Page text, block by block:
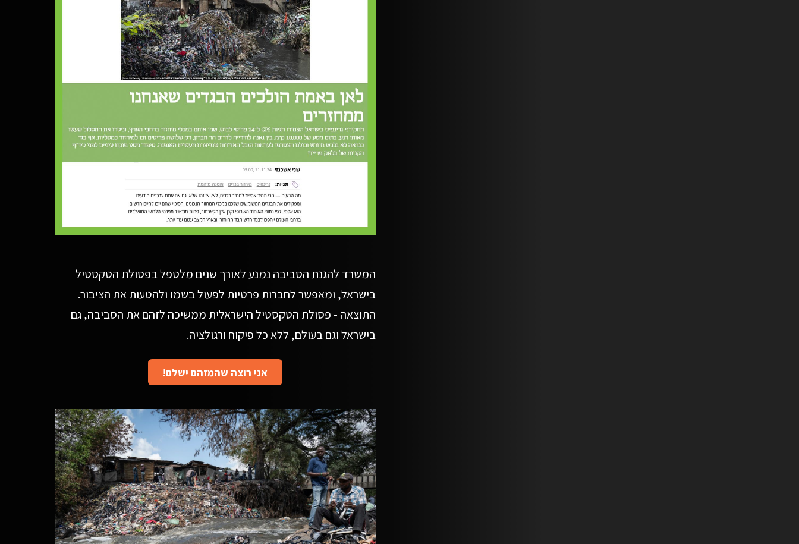
המשרד להגנת הסביבה נמנע לאורך שנים מלטפל בפסולת הטקסטיל
בישראל, ומאפשר לחברות פרטיות לפעול בשמו ולהטעות את הציבור.
התוצאה - פסולת הטקסטיל הישראלית ממשיכה לזהם את הסביבה, גם
בישראל וגם בעולם, ללא כל פיקוח ורגולציה.
אני רוצה שהמזהם ישלם!